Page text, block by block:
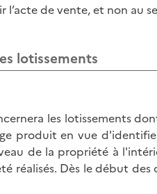
l’acte de vente, et non au
lotissements
les lotissements
produit en vue
de la propriété à
réalisés. Dès le début